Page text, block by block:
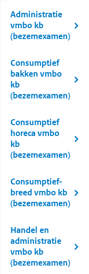
Administratie
vmbo kb
(bezemexamen)
Consumptief
bakken vmbo
kb
(bezemexamen)
Consumptief
horeca vmbo
kb
(bezemexamen)
Consumptief-
breed vmbo kb
(bezemexamen)
Handel en
administratie
vmbo kb
(bezemexamen)